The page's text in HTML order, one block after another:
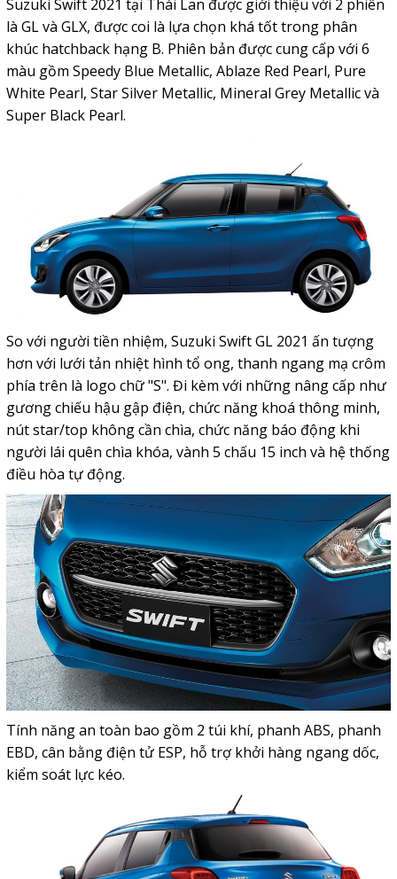
Suzuki Swift 2021 tại Thái Lan được giới thiệu với 2 phiên
là GL và GLX, được coi là lựa chọn khá tốt trong phân
khúc hatchback hạng B. Phiên bản được cung cấp với 6
màu gồm Speedy Blue Metallic, Ablaze Red Pearl, Pure
White Pearl, Star Silver Metallic, Mineral Grey Metallic và
Super Black Pearl.
So với người tiền nhiệm, Suzuki Swift GL 2021 ấn tượng
hơn với lưới tản nhiệt hình tổ ong, thanh ngang mạ crôm
phía trên là logo chữ "S". Đi kèm với những nâng cấp như
gương chiếu hậu gập điện, chức năng khoá thông minh,
nút star/top không cần chìa, chức năng báo động khi
người lái quên chìa khóa, vành 5 chấu 15 inch và hệ thống
điều hòa tự động.
Tính năng an toàn bao gồm 2 túi khí, phanh ABS, phanh
EBD, cân bằng điện tử ESP, hỗ trợ khởi hàng ngang dốc,
kiểm soát lực kéo.